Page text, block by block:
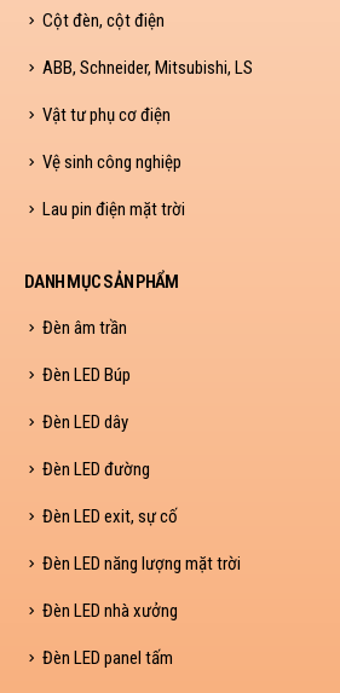
Cột đèn, cột điện
ABB, Schneider, Mitsubishi, LS
Vật tư phụ cơ điện
Vệ sinh công nghiệp
Lau pin điện mặt trời
DANH MỤC SẢN PHẨM
Đèn âm trần
Đèn LED Búp
Đèn LED dây
Đèn LED đường
Đèn LED exit, sự cố
Đèn LED năng lượng mặt trời
Đèn LED nhà xưởng
Đèn LED panel tấm